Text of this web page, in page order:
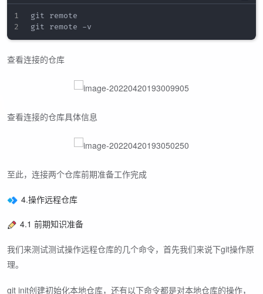
git remote
查看连接的仓库
查看连接的仓库具体信息
至此，连接两个仓库前期准备工作完成
4.操作远程仓库
4.1 前期知识准备
我们来测试测试操作远程仓库的几个命令，首先我们来说下git操作原
理。
git init创建初始化本地仓库，还有以下命令都是对本地仓库的操作，